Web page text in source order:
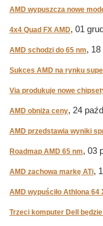
AMD wypuszcza nowe
4x4 Quad FX AMD, 01
AMD schodzi do 65 nm, 18
Sukces AMD na rynku
Via produkuje nowe
AMD obniża ceny, 24
AMD przedstawia wyniki
Roadmap AMD 65 nm, 03
AMD zachowa markę ATi,
AMD wypuściło Athlona 64
Trzeci komputer Dell